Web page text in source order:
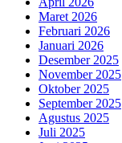
Maret 2026
Februari 2026
Januari 2026
Desember 2025
November 2025
Oktober 2025
September 2025
Agustus 2025
Juli 2025